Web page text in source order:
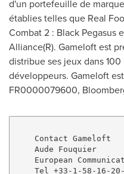
d'un portefeuille de
établies telles que Real
Combat 2 : Black Pegasus
Alliance(R). Gameloft est
distribue ses jeux dans
développeurs. Gameloft
FR0000079600,
    Contact Gameloft
    Aude Fouquier
European
Tel +33-1-58-16-